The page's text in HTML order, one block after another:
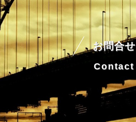
お問合せ
Contact